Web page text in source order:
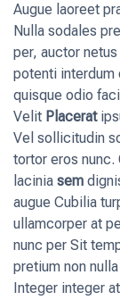
Augue laoreet
Nulla sodales
per, auctor
potenti interdum
quisque odio
Velit Placerat
Vel sollicitudin
tortor eros
lacinia sem
augue Cubilia
ullamcorper at
nunc per Sit
pretium non
Integer integer